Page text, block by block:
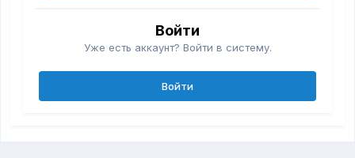
Войти
Уже есть аккаунт? Войти в систему.
Войти